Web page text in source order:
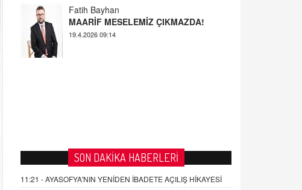
YUSUF YAVUZYILMAZ
SON DAKİKA HABERLERİ
11:21 -AYASOFYA'NIN YENİDEN İBADETE AÇILIŞ HİKAYESİ